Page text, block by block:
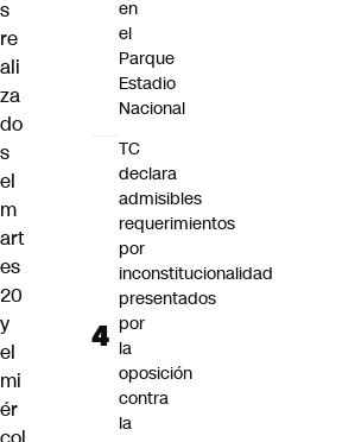
s
re
ali
za
do
s
el
m
art
es
20
y
el
mi
ér
en
el
Parque
Estadio
Nacional
TC
declara
admisibles
requerimientos
por
inconstitucionalidad
presentados
por
la
oposición
contra
la